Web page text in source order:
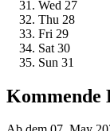
Wed 27
Thu 28
Fri 29
Sat 30
Sun 31
Kommende